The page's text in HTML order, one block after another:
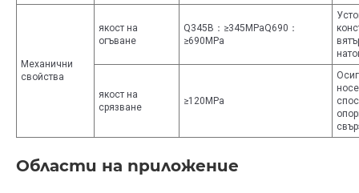
Механични
свойства
якост на
огъване
Q345B：≥345MPaQ690：
≥690MPa
якост на
срязване
≥120MPa
Области на приложение